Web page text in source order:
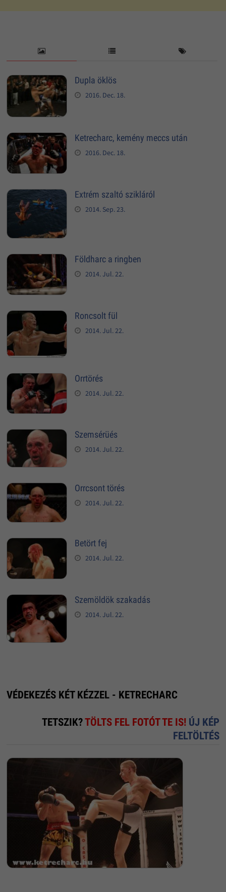
Dupla öklös
2016. Dec. 18.
Ketrecharc, kemény meccs után
2016. Dec. 18.
Extrém szaltó szikláról
2014. Sep. 23.
Földharc a ringben
2014. Jul. 22.
Roncsolt fül
2014. Jul. 22.
Orrtörés
2014. Jul. 22.
Szemsérüés
2014. Jul. 22.
Orrcsont törés
2014. Jul. 22.
Betört fej
2014. Jul. 22.
Szemöldök szakadás
2014. Jul. 22.
VÉDEKEZÉS KÉT KÉZZEL - KETRECHARC
TETSZIK?TÖLTS FEL FOTÓT TE IS! ÚJ KÉP
FELTÖLTÉS